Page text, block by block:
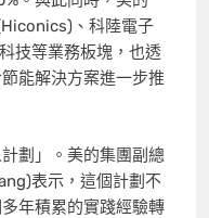
、科陸電子
技等業務板塊，也透
能解決方案進一步推
劃」。美的集團副總
表示，這個計劃不
年積累的實踐經驗轉